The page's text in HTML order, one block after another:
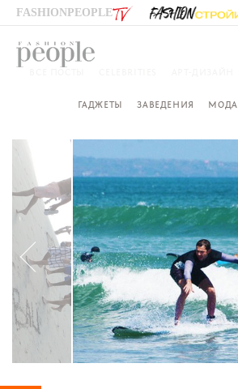
FASHIONPEOPLE
ГАДЖЕТЫ ЗАВЕДЕНИЯ МОДА